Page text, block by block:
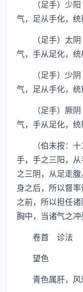
（足手）少阳
气，足从手化，统
（足手）太阴
气，手从足化，统
（足手）少阴
气，足从手化，统
（足手）厥阴
气，手从足化，统
（伯未按：十
手，手之三阳，
之三阴，从足走
身之后，所以督
之前，所以担任
胸中，当诸气之冲
卷首 诊法
望色
青色属肝，风